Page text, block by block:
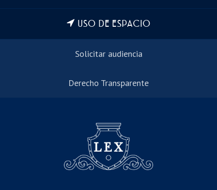
USO DE ESPACIO
Solicitar audiencia
Derecho Transparente